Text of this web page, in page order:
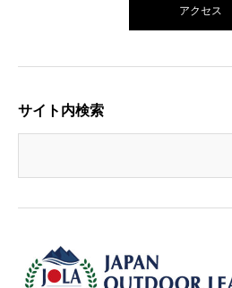
アクセス
サイト内検索